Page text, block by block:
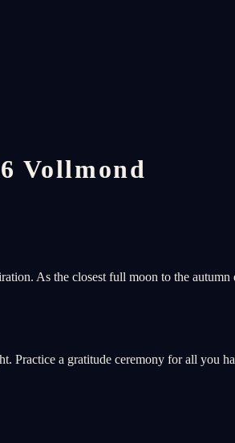
Vollmond
As the closest full moon to the
Practice a gratitude ceremony for all you